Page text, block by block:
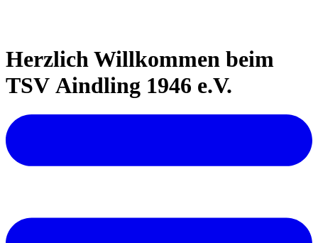
Herzlich Willkommen beim
TSV Aindling 1946 e.V.